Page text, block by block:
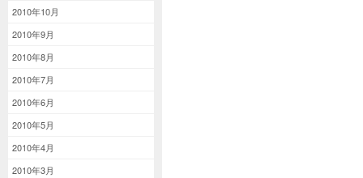
2010年10月
2010年9月
2010年8月
2010年7月
2010年6月
2010年5月
2010年4月
2010年3月